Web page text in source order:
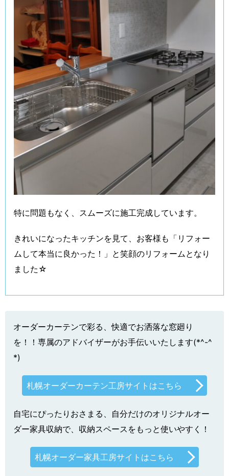
特に問題もなく、スムーズに施工完成しています。
きれいになったキッチンを見て、お客様も「リフォー
ムして本当に良かった！」と笑顔のリフォームとなり
ました☆
オーダーカーテンで彩る、快適でお洒落な窓廻り
を！！専属のアドバイザーがお手伝いいたします(*^-^
*)
札幌オーダーカーテン工房サイトはこちら
自宅にぴったりおさまる、自分だけのオリジナルオー
ダー家具収納で、収納スペースをもっと使いやすく！
札幌オーダー家具工房サイトはこちら